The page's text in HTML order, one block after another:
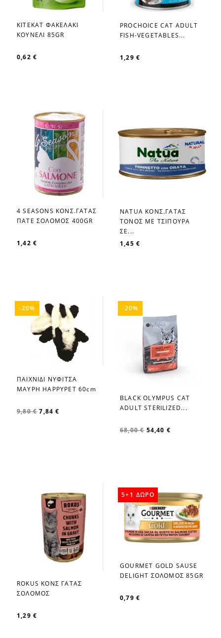
favorite_border
KITEKAT ΦΑΚΕΛΑΚΙ
ΚΟΥΝΕΛΙ 85GR
0,62 €
favorite_border
PROCHOICE CAT ADULT
FISH-VEGETABLES...
1,29 €
favorite_border
4 SEASONS ΚΟΝΣ.ΓΑΤΑΣ
ΠΑΤΕ ΣΟΛΟΜΟΣ 400GR
1,42 €
favorite_border
NATUA ΚΟΝΣ.ΓΑΤΑΣ
ΤΟΝΟΣ ΜΕ ΤΣΙΠΟΥΡΑ
ΣΕ...
1,45 €
favorite_border
ΠΑΙΧΝΙΔΙ ΝΥΦΙΤΣΑ
ΜΑΥΡΗ HAPPYPET 60cm
9,80 € 7,84 €
-20%
favorite_border
BLACK OLYMPUS CAT
ADULT STERILIZED...
68,00 € 54,40 €
-20%
favorite_border
ROKUS ΚΟΝΣ ΓΑΤΑΣ
ΣΟΛΟΜΟΣ
1,29 €
favorite_border
GOURMET GOLD SAUSE
DELIGHT ΣΟΛΟΜΟΣ 85GR
0,79 €
5+1 ΔΩΡΟ